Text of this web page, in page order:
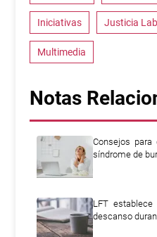
Iniciativas Justicia
Multimedia
Notas
Consejos
síndrome de
LFT
descanso